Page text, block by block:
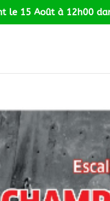
le 15 Août à 12h00